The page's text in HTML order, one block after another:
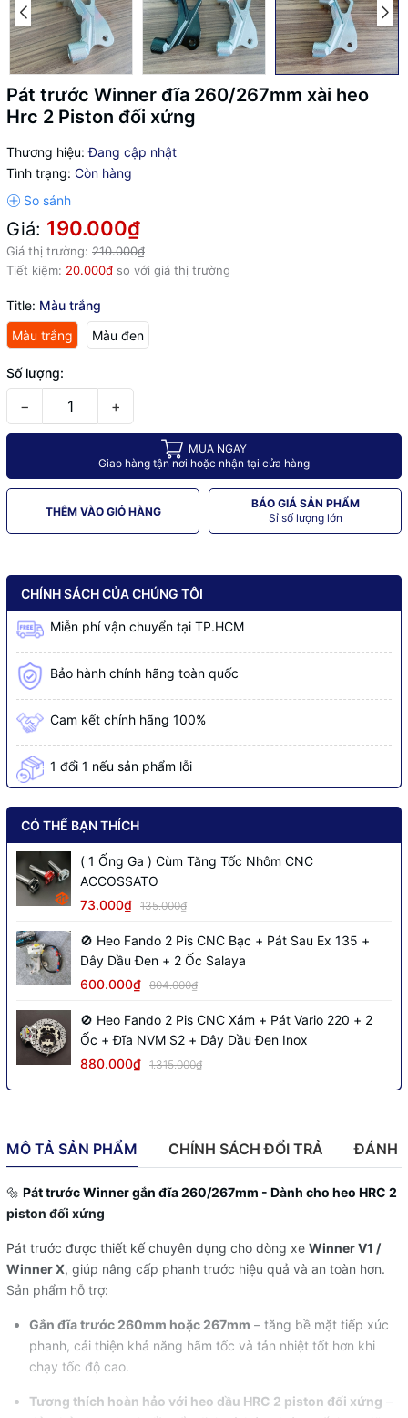
Pát trước Winner đĩa 260/267mm xài heo
Hrc 2 Piston đối xứng
Thương hiệu: Đang cập nhật
Tình trạng: Còn hàng
Giá: 190.000₫
Giá thị trường: 210.000₫
Tiết kiệm: 20.000₫ so với giá thị trường
Title: Màu trắng
Màu trắng
Màu đen
Số lượng:
− +
MUA NGAY
Giao hàng tận nơi hoặc nhận tại cửa hàng
THÊM VÀO GIỎ HÀNG
BÁO GIÁ SẢN PHẨM
Sỉ số lượng lớn
CHÍNH SÁCH CỦA CHÚNG TÔI
Miễn phí vận chuyển tại TP.HCM
Bảo hành chính hãng toàn quốc
Cam kết chính hãng 100%
1 đổi 1 nếu sản phẩm lỗi
CÓ THỂ BẠN THÍCH
( 1 Ống Ga ) Cùm Tăng Tốc Nhôm CNC
ACCOSSATO
73.000₫ 135.000₫
🚫 Heo Fando 2 Pis CNC Bạc + Pát Sau Ex 135 +
Dây Dầu Đen + 2 Ốc Salaya
600.000₫ 804.000₫
🚫 Heo Fando 2 Pis CNC Xám + Pát Vario 220 + 2
Ốc + Đĩa NVM S2 + Dây Dầu Đen Inox
880.000₫ 1.315.000₫
MÔ TẢ SẢN PHẨM CHÍNH SÁCH ĐỔI TRẢ ĐÁNH
🔩 Pát trước Winner gắn đĩa 260/267mm - Dành cho heo HRC 2
piston đối xứng
Pát trước được thiết kế chuyên dụng cho dòng xe Winner V1 /
Winner X, giúp nâng cấp phanh trước hiệu quả và an toàn hơn.
Sản phẩm hỗ trợ:
Gắn đĩa trước 260mm hoặc 267mm – tăng bề mặt tiếp xúc
phanh, cải thiện khả năng hãm tốc và tản nhiệt tốt hơn khi
chạy tốc độ cao.
Tương thích hoàn hảo với heo dầu HRC 2 piston đối xứng –